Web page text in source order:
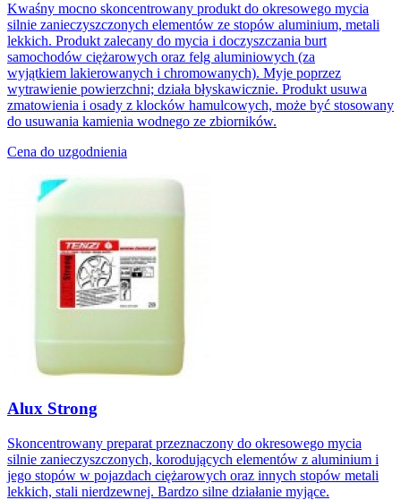
Kwaśny mocno skoncentrowany produkt do okresowego mycia
silnie zanieczyszczonych elementów ze stopów aluminium, metali
lekkich. Produkt zalecany do mycia i doczyszczania burt
samochodów ciężarowych oraz felg aluminiowych (za
wyjątkiem lakierowanych i chromowanych). Myje poprzez
wytrawienie powierzchni; działa błyskawicznie. Produkt usuwa
zmatowienia i osady z klocków hamulcowych, może być stosowany
do usuwania kamienia wodnego ze zbiorników.
Cena do uzgodnienia
Alux Strong
Skoncentrowany preparat przeznaczony do okresowego mycia
silnie zanieczyszczonych, korodujących elementów z aluminium i
jego stopów w pojazdach ciężarowych oraz innych stopów metali
lekkich, stali nierdzewnej. Bardzo silne działanie myjące.